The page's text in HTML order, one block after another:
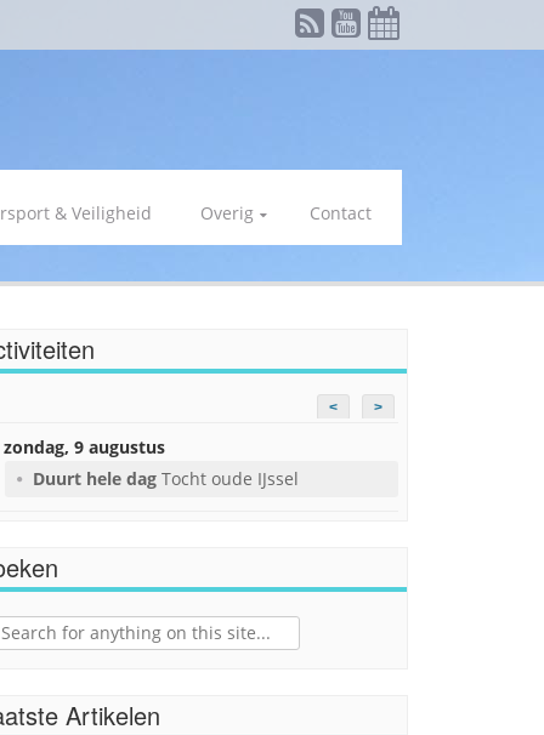
& Veiligheid Overig Contact
< >
zondag, 9 augustus
Duurt hele dag Tocht oude IJssel
Artikelen